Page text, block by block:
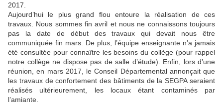
2017.
Aujourd’hui le plus grand flou entoure la réalisation de ces
travaux. Nous sommes fin avril et nous ne connaissons toujours
pas la date de début des travaux qui devait nous être
communiquée fin mars. De plus, l’équipe enseignante n’a jamais
été consultée pour connaître les besoins du collège (pour rappel
notre collège ne dispose pas de salle d’étude). Enfin, lors d’une
réunion, en mars 2017, le Conseil Départemental annonçait que
les travaux de confortement des bâtiments de la SEGPA seraient
réalisés ultérieurement, les locaux étant contaminés par
l’amiante.